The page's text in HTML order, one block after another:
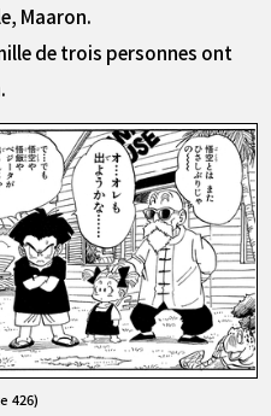
Maaron.
de trois personnes ont
426)